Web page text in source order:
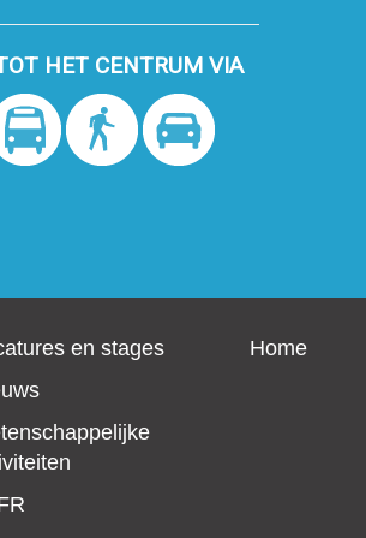
HET CENTRUM VIA
en stages
Home